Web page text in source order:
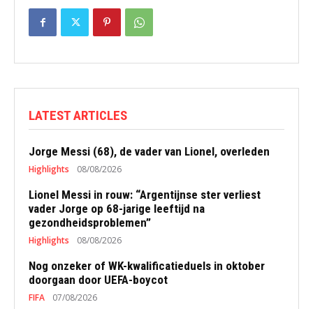
LATEST ARTICLES
Jorge Messi (68), de vader van Lionel, overleden
Highlights 08/08/2026
Lionel Messi in rouw: “Argentijnse ster verliest
vader Jorge op 68-jarige leeftijd na
gezondheidsproblemen”
Highlights 08/08/2026
Nog onzeker of WK-kwalificatieduels in oktober
doorgaan door UEFA-boycot
FIFA 07/08/2026